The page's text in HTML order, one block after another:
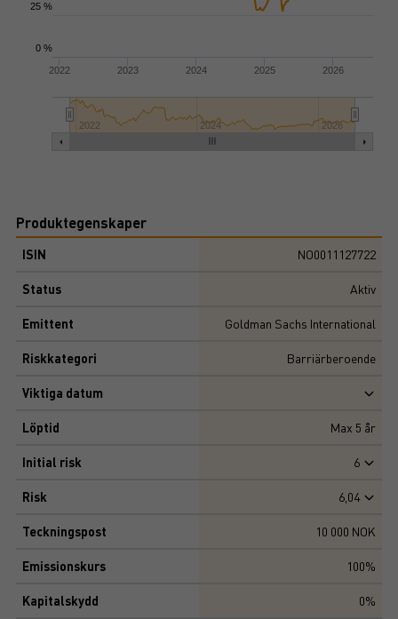
2022 2023 2024 2025 2026
2022 2024 2026
0 %
25 %
Produktegenskaper
ISIN NO0011127722
Status Aktiv
Emittent Goldman Sachs International
Riskkategori Barriärberoende
Viktiga datum
Löptid Max 5 år
Initial risk 6
Risk 6,04
Teckningspost 10 000 NOK
Emissionskurs 100%
Kapitalskydd 0%